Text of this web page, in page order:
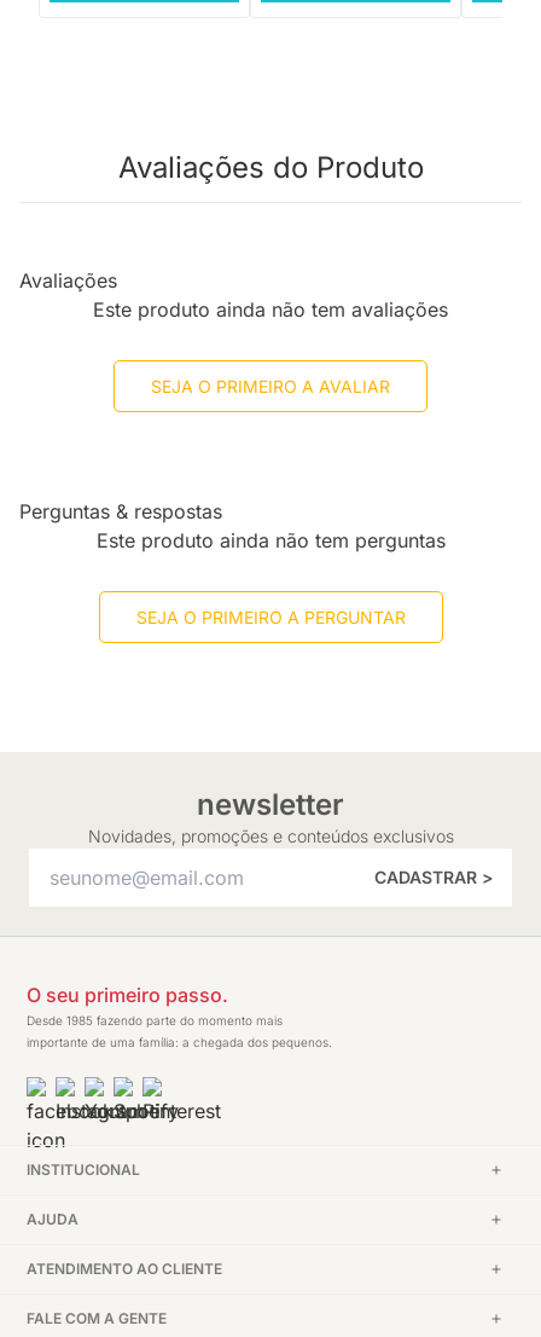
Avaliações do Produto
Avaliações
Este produto ainda não tem avaliações
SEJA O PRIMEIRO A AVALIAR
Perguntas & respostas
Este produto ainda não tem perguntas
SEJA O PRIMEIRO A PERGUNTAR
newsletter
Novidades, promoções e conteúdos exclusivos
CADASTRAR >
O seu primeiro passo.
Desde 1985 fazendo parte do momento mais
importante de uma família: a chegada dos pequenos.
INSTITUCIONAL
AJUDA
ATENDIMENTO AO CLIENTE
FALE COM A GENTE